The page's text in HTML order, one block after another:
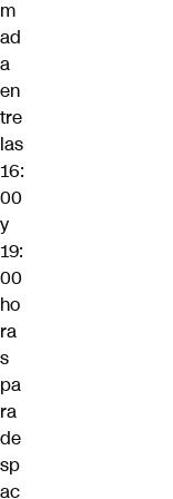
m
ad
a
en
tre
las
16:
00
y
19:
00
ho
ra
s
pa
ra
de
sp
ac